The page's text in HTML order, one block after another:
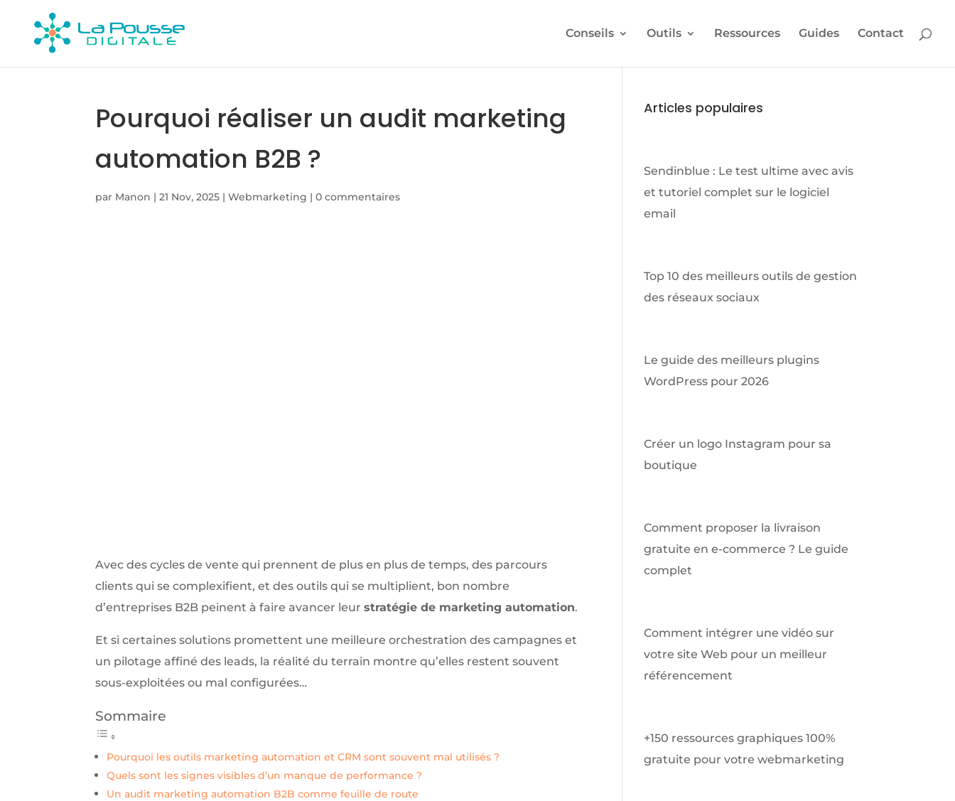
Conseils Outils Ressources Guides Contact
Pourquoi réaliser un audit marketing
automation B2B ?
par Manon |21 Nov, 2025 |Webmarketing |0 commentaires
Avec des cycles de vente qui prennent de plus en plus de temps, des parcours
clients qui se complexifient, et des outils qui se multiplient, bon nombre
d’entreprises B2B peinent à faire avancer leurstratégie de marketing automation.
Et si certaines solutions promettent une meilleure orchestration des campagnes et
un pilotage affiné des leads, la réalité du terrain montre qu’elles restent souvent
sous-exploitées ou mal configurées…
Sommaire
Pourquoi les outils marketing automation et CRM sont souvent mal utilisés ?
Quels sont les signes visibles d’un manque de performance ?
Un audit marketing automation B2B comme feuille de route
Articles populaires
Sendinblue : Le test ultime avec avis
et tutoriel complet sur le logiciel
email
Top 10 des meilleurs outils de gestion
des réseaux sociaux
Le guide des meilleurs plugins
WordPress pour 2026
Créer un logo Instagram pour sa
boutique
Comment proposer la livraison
gratuite en e-commerce ? Le guide
complet
Comment intégrer une vidéo sur
votre site Web pour un meilleur
référencement
+150 ressources graphiques 100%
gratuite pour votre webmarketing